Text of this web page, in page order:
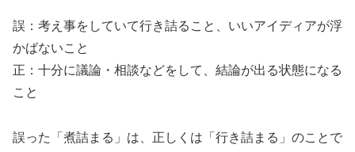
誤：考え事をしていて行き詰ること、いいアイディアが浮
かばないこと
正：十分に議論・相談などをして、結論が出る状態になる
こと
誤った「煮詰まる」は、正しくは「行き詰まる」のことで